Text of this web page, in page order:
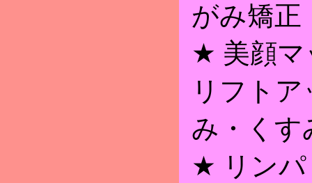
がみ矯正
★ 美顔マ
リフト
み・くす
★ リンパ